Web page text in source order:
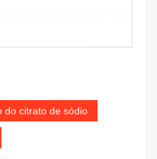
do citrato de sódio